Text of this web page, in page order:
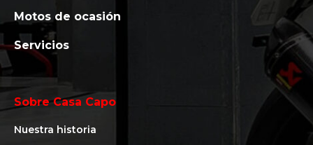
Motos de ocasión
Servicios
Sobre Casa Capo
Nuestra historia